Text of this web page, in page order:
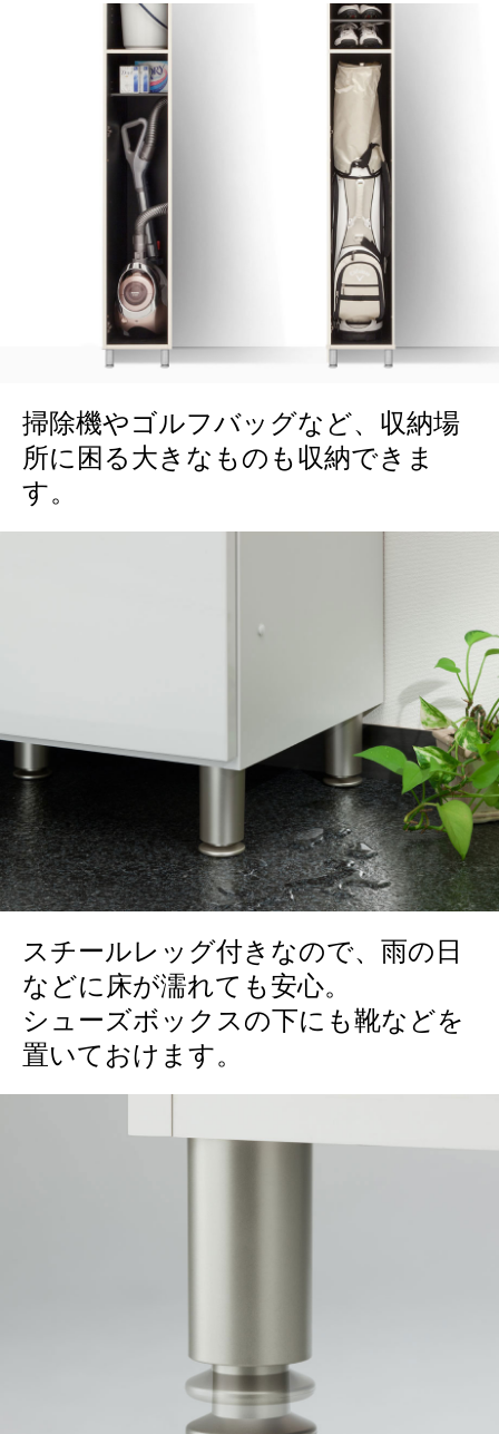
掃除機やゴルフバッグなど、収納場
所に困る大きなものも収納できま
す。
スチールレッグ付きなので、雨の日
などに床が濡れても安心。
シューズボックスの下にも靴などを
置いておけます。